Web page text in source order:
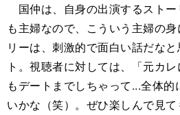
国仲は、自身の出演するストー
も主婦なので、こういう主婦の
リーは、刺激的で面白い話だな
ト。視聴者に対しては、「元カ
もデートまでしちゃって...全体
いかな（笑）。ぜひ楽しんで見